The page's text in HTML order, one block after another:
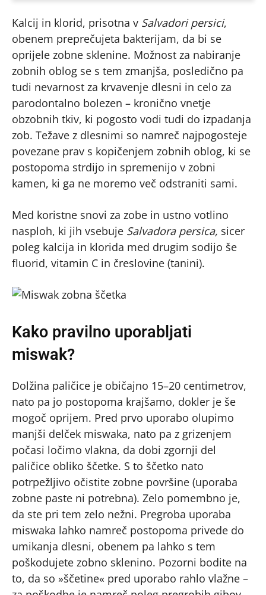
Kalcij in klorid, prisotna v Salvadori persici,
obenem preprečujeta bakterijam, da bi se
oprijele zobne sklenine. Možnost za nabiranje
zobnih oblog se s tem zmanjša, posledično pa
tudi nevarnost za krvavenje dlesni in celo za
parodontalno bolezen – kronično vnetje
obzobnih tkiv, ki pogosto vodi tudi do izpadanja
zob. Težave z dlesnimi so namreč najpogosteje
povezane prav s kopičenjem zobnih oblog, ki se
postopoma strdijo in spremenijo v zobni
kamen, ki ga ne moremo več odstraniti sami.
Med koristne snovi za zobe in ustno votlino
nasploh, ki jih vsebuje Salvadora persica, sicer
poleg kalcija in klorida med drugim sodijo še
fluorid, vitamin C in čreslovine (tanini).
Kako pravilno uporabljati
miswak?
Dolžina paličice je običajno 15–20 centimetrov,
nato pa jo postopoma krajšamo, dokler je še
mogoč oprijem. Pred prvo uporabo olupimo
manjši delček miswaka, nato pa z grizenjem
počasi ločimo vlakna, da dobi zgornji del
paličice obliko ščetke. S to ščetko nato
potrpežljivo očistite zobne površine (uporaba
zobne paste ni potrebna). Zelo pomembno je,
da ste pri tem zelo nežni. Pregroba uporaba
miswaka lahko namreč postopoma privede do
umikanja dlesni, obenem pa lahko s tem
poškodujete zobno sklenino. Pozorni bodite na
to, da so »ščetine« pred uporabo rahlo vlažne –